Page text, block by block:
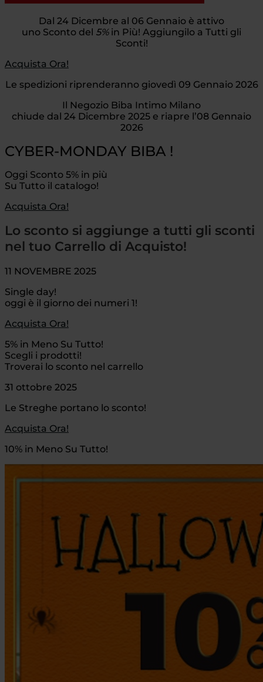
Dal 24 Dicembre al 06 Gennaio è attivo
uno Sconto del 5%in Più! Aggiungilo a Tutti gli
Sconti!
Acquista Ora!
Le spedizioni riprenderanno giovedì 09 Gennaio 2026
Il Negozio Biba Intimo Milano
chiude dal 24 Dicembre 2025 e riapre l’08 Gennaio
2026
CYBER-MONDAY BIBA !
Oggi Sconto 5% in più
Su Tutto il catalogo!
Acquista Ora!
Lo sconto si aggiunge a tutti gli sconti
nel tuo Carrello di Acquisto!
11 NOVEMBRE 2025
Single day!
oggi è il giorno dei numeri 1!
Acquista Ora!
5% in Meno Su Tutto!
Scegli i prodotti!
Troverai lo sconto nel carrello
31 ottobre 2025
Le Streghe portano lo sconto!
Acquista Ora!
10% in Meno Su Tutto!